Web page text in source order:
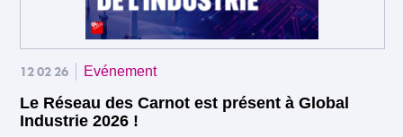
12 02 26 Evénement
Le Réseau des Carnot est présent à Global
Industrie 2026 !